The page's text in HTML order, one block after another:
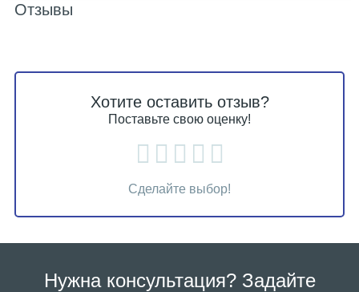
Отзывы
Хотите оставить отзыв?
Поставьте свою оценку!
Сделайте выбор!
Нужна консультация? Задайте